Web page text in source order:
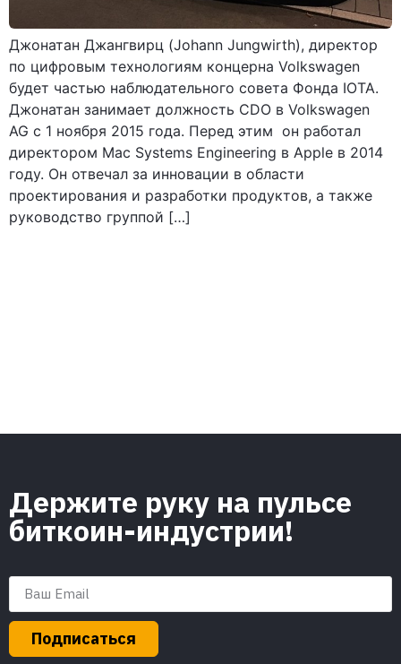
Джонатан Джангвирц (Johann Jungwirth), директор
по цифровым технологиям концерна Volkswagen
будет частью наблюдательного совета Фонда IOTA.
Джонатан занимает должность CDO в Volkswagen
AG с 1 ноября 2015 года. Перед этим он работал
директором Mac Systems Engineering в Apple в 2014
году. Он отвечал за инновации в области
проектирования и разработки продуктов, а также
руководство группой […]
Держите руку на пульсе
биткоин-индустрии!
Подписаться